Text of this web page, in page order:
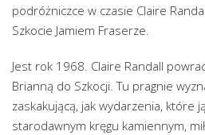
podróżniczce w czasie Claire
Szkocie Jamiem Fraserze.
Jest rok 1968. Claire Randall
Brianną do Szkocji. Tu pragnie
zaskakującą, jak wydarzenia, które
starodawnym kręgu kamiennym,